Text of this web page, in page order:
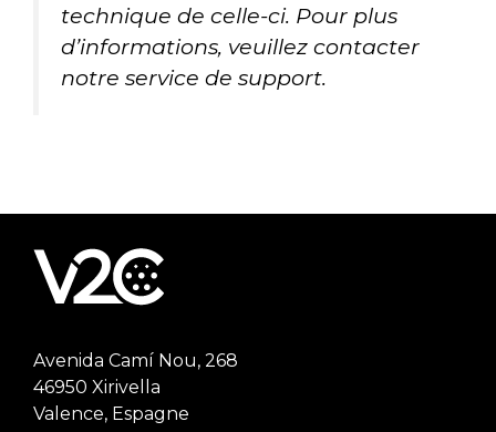
technique de celle-ci. Pour plus
d’informations, veuillez contacter
notre service de support.
Avenida Camí Nou, 268
46950 Xirivella
Valence, Espagne